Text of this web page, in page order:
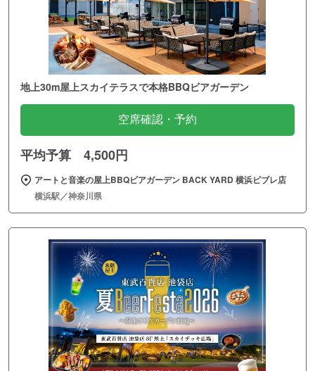
地上30m屋上スカイテラスで本格BBQビアガーデン
空席確認・予約
平均予算 4,500円
アートと音楽の屋上BBQビアガーデン BACK YARD 横浜ビブレ店
横浜駅／神奈川県